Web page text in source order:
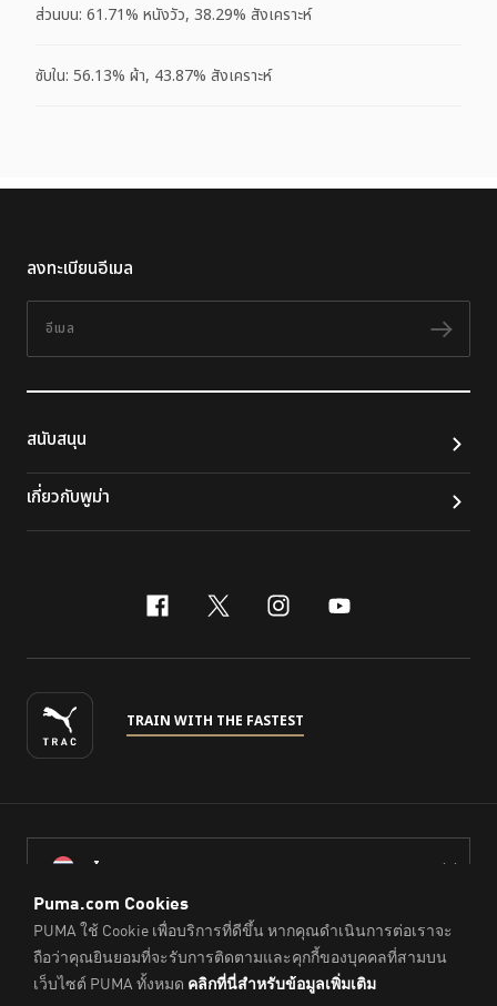
ส่วนบน: 61.71% หนังวัว, 38.29% สังเคราะห์
ซับใน: 56.13% ผ้า, 43.87% สังเคราะห์
ลงทะเบียนอีเมล
ติดต
สนับสนุน
เกี่ยวกับพูม่า
facebook
x-twitter
instagram
youtube
TRAIN WITH THE FASTEST
ไทย
© PUMA Sports (Thailand) Co., Ltd.,2026. All Rights Reserved.
Company Reg. No. 0105564148338